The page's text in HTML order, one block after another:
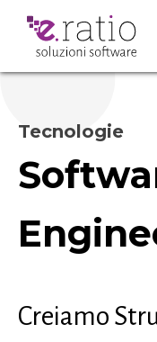
Tecnologie
Creiamo